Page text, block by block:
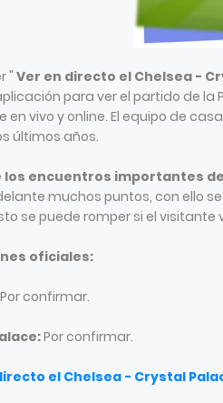
" Ver en directo el Chelsea -
para ver el partido de la
en vivo y online. El equipo de
últimos años.
los encuentros importantes
muchos puntos, con ello
se puede romper si el visitante
oficiales:
Por confirmar.
Por confirmar.
el Chelsea - Crystal